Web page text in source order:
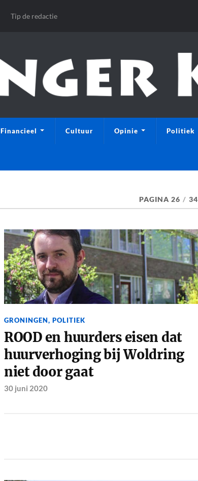
Tip de redactie
Financieel Cultuur Opinie Politiek
PAGINA 26 / 34
GRONINGEN, POLITIEK
ROOD en huurders eisen dat
huurverhoging bij Woldring
niet door gaat
30 juni 2020